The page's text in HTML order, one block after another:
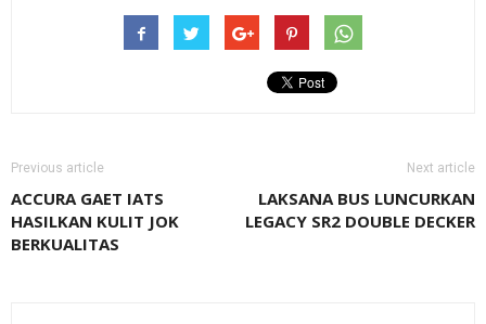
Previous article
ACCURA GAET IATS
HASILKAN KULIT JOK
BERKUALITAS
Next article
LAKSANA BUS LUNCURKAN
LEGACY SR2 DOUBLE DECKER